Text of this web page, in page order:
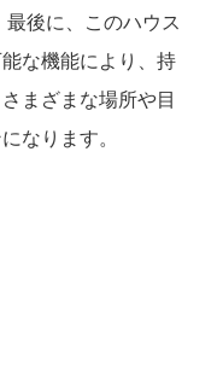
後に、このハウス
な機能により、持
まざまな場所や目
なります。